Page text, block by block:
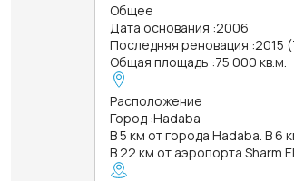
Общее
Дата основания :2006
Последняя реновация :2015
Общая площадь :75 000 кв.м.
Расположение
Город :Hadaba
В 5 км от города Hadaba. В 6
В 22 км от аэропорта Sharm